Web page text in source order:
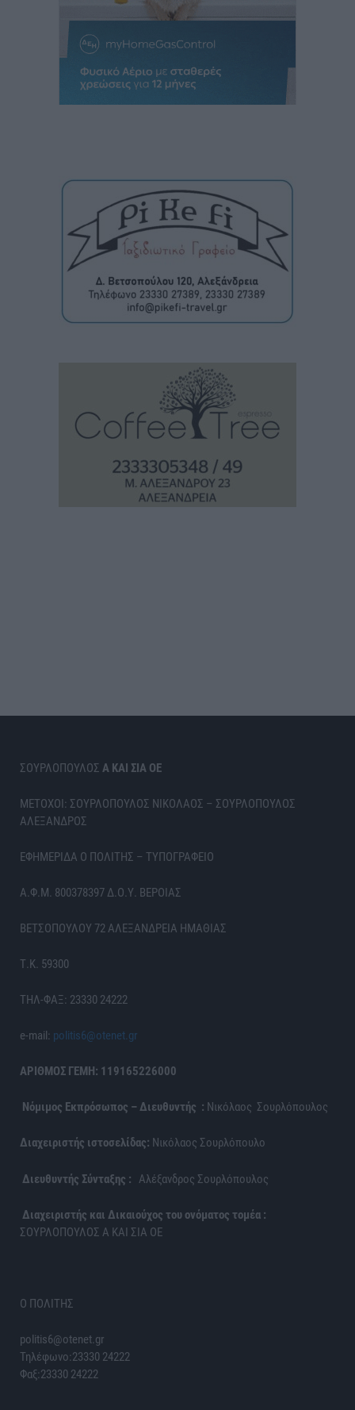
ΣΟΥΡΛΟΠΟΥΛΟΣ Α ΚΑΙ ΣΙΑ ΟΕ
ΜΕΤΟΧΟΙ: ΣΟΥΡΛΟΠΟΥΛΟΣ ΝΙΚΟΛΑΟΣ – ΣΟΥΡΛΟΠΟΥΛΟΣ
ΑΛΕΞΑΝΔΡΟΣ
ΕΦΗΜΕΡΙΔΑ Ο ΠΟΛΙΤΗΣ – ΤΥΠΟΓΡΑΦΕΙΟ
Α.Φ.Μ. 800378397 Δ.Ο.Υ. ΒΕΡΟΙΑΣ
ΒΕΤΣΟΠΟΥΛΟΥ 72 ΑΛΕΞΑΝΔΡΕΙΑ ΗΜΑΘΙΑΣ
Τ.Κ. 59300
ΤΗΛ-ΦΑΞ: 23330 24222
e-mail: politis6@otenet.gr
ΑΡΙΘΜΟΣ ΓΕΜΗ: 119165226000
Νόμιμος Εκπρόσωπος – Διευθυντής : Νικόλαος Σουρλόπουλος
Διαχειριστής ιστοσελίδας: Νικόλαος Σουρλόπουλο
Διευθυντής Σύνταξης : Αλέξανδρος Σουρλόπουλος
Διαχειριστής και Δικαιούχος του ονόματος τομέα :
ΣΟΥΡΛΟΠΟΥΛΟΣ Α ΚΑΙ ΣΙΑ ΟΕ
Ο ΠΟΛΙΤΗΣ
politis6@otenet.gr
Τηλέφωνο:23330 24222
Φαξ:23330 24222